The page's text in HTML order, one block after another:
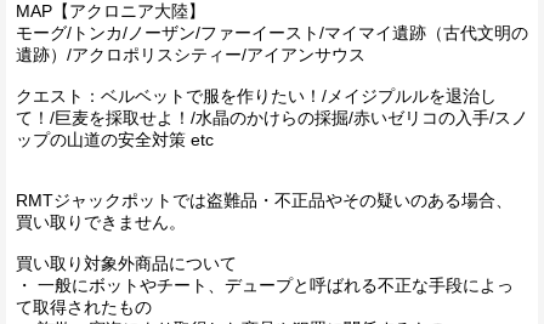
MAP【アクロニア大陸】
モーグ/トンカ/ノーザン/ファーイースト/マイマイ遺跡（古代文明の
遺跡）/アクロポリスシティー/アイアンサウス
クエスト：ベルベットで服を作りたい！/メイジプルルを退治し
て！/巨麦を採取せよ！/水晶のかけらの採掘/赤いゼリコの入手/スノ
ップの山道の安全対策 etc
RMTジャックポットでは盗難品・不正品やその疑いのある場合、
買い取りできません。
買い取り対象外商品について
・ 一般にボットやチート、デュープと呼ばれる不正な手段によっ
て取得されたもの